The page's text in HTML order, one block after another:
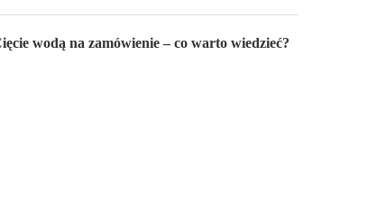
wodą na zamówienie – co warto wiedzieć?